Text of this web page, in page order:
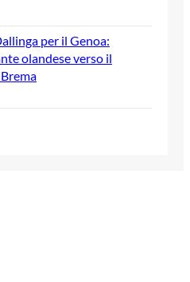
per il Genoa:
olandese verso il